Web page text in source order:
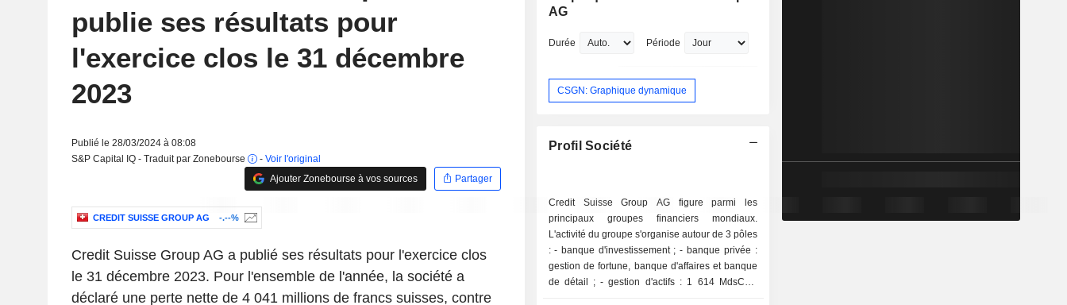
publie ses résultats pour
l'exercice clos le 31 décembre
2023
Publié le 28/03/2024 à 08:08
S&P Capital IQ - Traduit par Zonebourse
- Voir l'original
Ajouter Zonebourse à vos sources
Partager
CREDIT SUISSE GROUP AG -.--%
Credit Suisse Group AG a publié ses résultats pour l'exercice clos
le 31 décembre 2023. Pour l'ensemble de l'année, la société a
déclaré une perte nette de 4 041 millions de francs suisses, contre
AG
Durée Période
CSGN: Graphique dynamique
Profil Société
Credit Suisse Group AG figure parmi les
principaux groupes financiers mondiaux.
L'activité du groupe s'organise autour de 3 pôles
: - banque d'investissement ; - banque privée :
gestion de fortune, banque d'affaires et banque
de détail ; - gestion d'actifs : 1 614 MdsCHF